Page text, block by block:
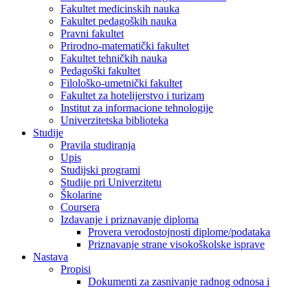
Fakultet medicinskih nauka
Fakultet pedagoških nauka
Pravni fakultet
Prirodno-matematički fakultet
Fakultet tehničkih nauka
Pedagoški fakultet
Filološko-umetnički fakultet
Fakultet za hotelijerstvo i turizam
Institut za informacione tehnologije
Univerzitetska biblioteka
Studije
Pravila studiranja
Upis
Studijski programi
Studije pri Univerzitetu
Školarine
Coursera
Izdavanje i priznavanje diploma
Provera verodostojnosti diplome/podataka
Priznavanje strane visokoškolske isprave
Nastava
Propisi
Dokumenti za zasnivanje radnog odnosa i